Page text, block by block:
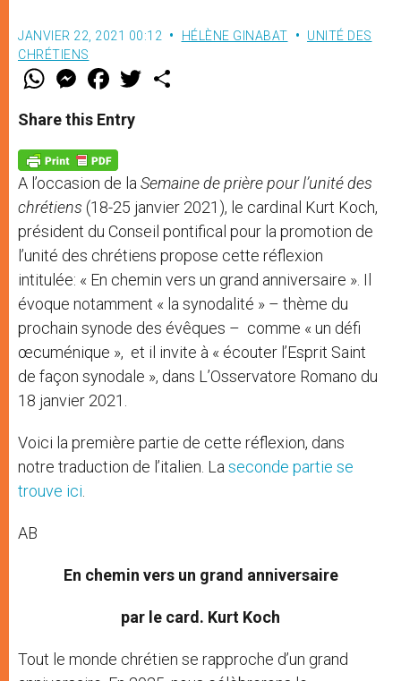
JANVIER 22, 2021 00:12 HÉLÈNE GINABAT
UNITÉ DES
CHRÉTIENS
W
t
s
p
p
M
e
s
e
g
e
r
F
a
e
b
o
k
w
Share this Entry
A l’occasion de la Semaine de prière pour l’unité des
chrétiens (18-25 janvier 2021), le cardinal Kurt Koch,
président du Conseil pontifical pour la promotion de
l’unité des chrétiens propose cette réflexion
intitulée: « En chemin vers un grand anniversaire ». Il
évoque notamment « la synodalité » – thème du
prochain synode des évêques – comme « un défi
œcuménique », et il invite à « écouter l’Esprit Saint
de façon synodale », dans L’Osservatore Romano du
18 janvier 2021.
Voici la première partie de cette réflexion, dans
notre traduction de l’italien. La seconde partie se
trouve ici
AB
En chemin vers un grand anniversaire
par le card. Kurt Koch
Tout le monde chrétien se rapproche d’un grand